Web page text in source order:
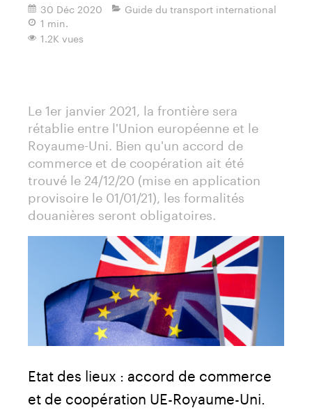
30 Déc 2020
Guide du transport international
1 min.
1.2K vues
Le 1er janvier 2021, la frontière sera
rétablie entre l'Union européenne et le
Royaume-Uni. Bien qu'un accord de
commerce et de coopération ait été
trouvé le 24/12/20 (mise en application
provisoire le 01/01/21), les formalités
douanières seront obligatoires.
Etat des lieux : accord de commerce
et de coopération UE-Royaume-Uni.